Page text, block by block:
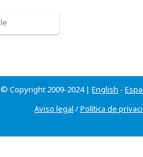
Copyright 2009-2024 | English -
Aviso legal /Política de